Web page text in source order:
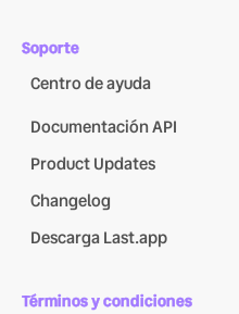
Soporte
Centro de ayuda
Documentación API
Product Updates
Changelog
Descarga Last.app
Términos y condiciones